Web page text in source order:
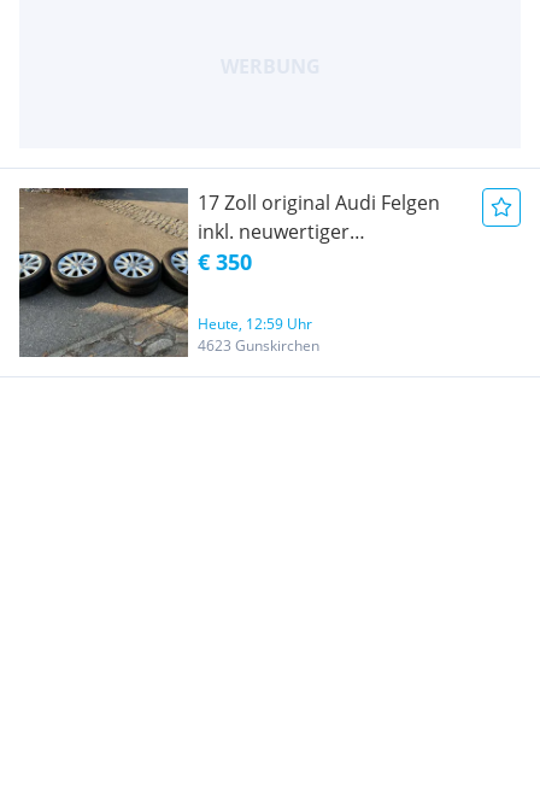
17 Zoll original Audi Felgen
inkl. neuwertiger
Sommerreifen
€ 350
Heute, 12:59 Uhr
4623 Gunskirchen